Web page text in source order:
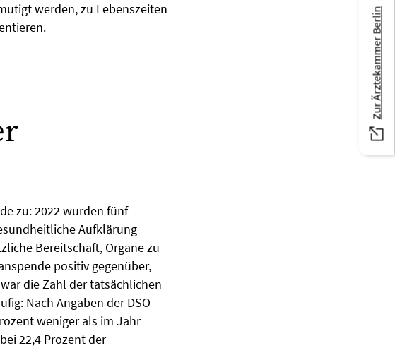
werden, zu Lebenszeiten
zu: 2022 wurden fünf
Aufklärung
Bereitschaft, Organe zu
positiv gegenüber,
die Zahl der tatsächlichen
Nach Angaben der DSO
weniger als im Jahr
22,4 Prozent der
Zur Ärztekammer Berlin